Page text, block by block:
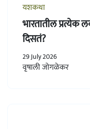
यशकथा
भारतातील प्रत्येक
दिसतं?
29 July 2026
वृषाली जोगळेकर